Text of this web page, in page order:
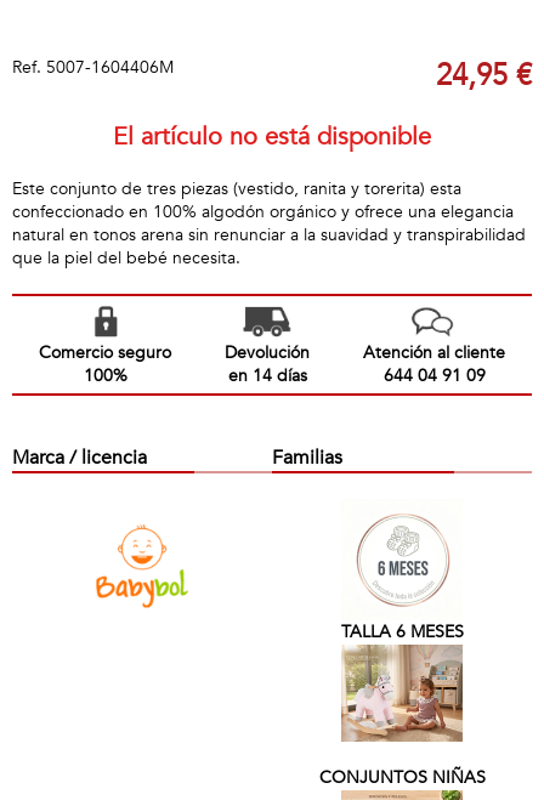
Ref. 5007-1604406M 24,95 €
El artículo no está disponible
Este conjunto de tres piezas (vestido, ranita y torerita) esta
confeccionado en 100% algodón orgánico y ofrece una elegancia
natural en tonos arena sin renunciar a la suavidad y transpirabilidad
que la piel del bebé necesita.
Comercio seguro
100%
Devolución
en 14 días
Atención al cliente
644 04 91 09
Marca / licencia Familias
TALLA 6 MESES
CONJUNTOS NIÑAS